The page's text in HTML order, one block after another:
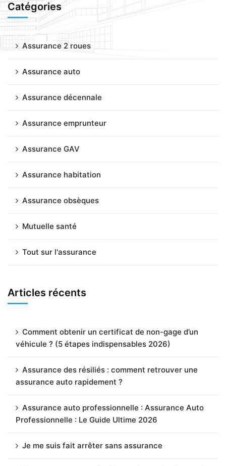
Catégories
Assurance 2 roues
Assurance auto
Assurance décennale
Assurance emprunteur
Assurance GAV
Assurance habitation
Assurance obsèques
Mutuelle santé
Tout sur l'assurance
Articles récents
Comment obtenir un certificat de non-gage d’un
véhicule ? (5 étapes indispensables 2026)
Assurance des résiliés : comment retrouver une
assurance auto rapidement ?
Assurance auto professionnelle : Assurance Auto
Professionnelle : Le Guide Ultime 2026
Je me suis fait arrêter sans assurance